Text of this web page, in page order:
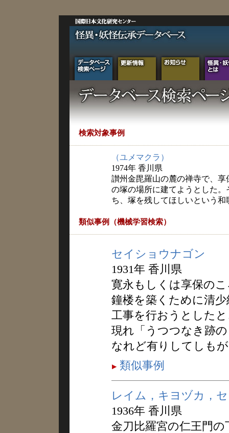
検索対象事例
（ユメマクラ）
1974年 香川県
讃州金毘羅山の麓の禅寺で、
の塚の場所に建てようとした
ち、塚を残してほしいという和
類似事例（機械学習検索）
セイショウナゴン
1931年 香川県
寛永もしくは享保の
鐘楼を築くために清
工事を行おうとした
現れ「うつつなき跡
なれど有りしてしも
類似事例
レイム，キヨヅカ，
1936年 香川県
金刀比羅宮の仁王門